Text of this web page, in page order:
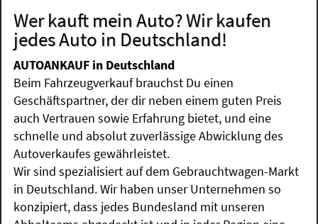
Wer kauft mein Auto? Wir kaufen
jedes Auto in Deutschland!
AUTOANKAUF in Deutschland
Beim Fahrzeugverkauf brauchst Du einen
Geschäftspartner, der dir neben einem guten Preis
auch Vertrauen sowie Erfahrung bietet, und eine
schnelle und absolut zuverlässige Abwicklung des
Autoverkaufes gewährleistet.
Wir sind spezialisiert auf dem Gebrauchtwagen-Markt
in Deutschland. Wir haben unser Unternehmen so
konzipiert, dass jedes Bundesland mit unseren